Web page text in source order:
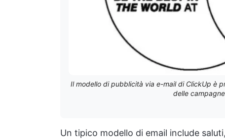
Il modello di pubblicità via e-mail di ClickUp è
delle
Un tipico modello di email include